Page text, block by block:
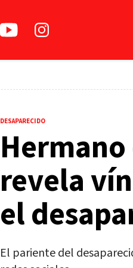
DESAPARECIDO
Hermano
revela
el
El pariente del